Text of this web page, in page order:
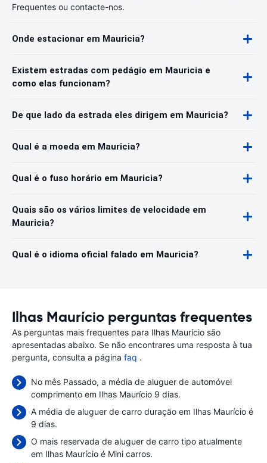
Frequentes ou contacte-nos.
Onde estacionar em Mauricia?
Existem estradas com pedágio em Mauricia e
como elas funcionam?
De que lado da estrada eles dirigem em Mauricia?
Qual é a moeda em Mauricia?
Qual é o fuso horário em Mauricia?
Quais são os vários limites de velocidade em
Mauricia?
Qual é o idioma oficial falado em Mauricia?
Ilhas Maurício perguntas frequentes
As perguntas mais frequentes para Ilhas Maurício são
apresentadas abaixo. Se não encontrares uma resposta à tua
pergunta, consulta a página faq .
No mês Passado, a média de aluguer de automóvel
comprimento em Ilhas Maurício 9 dias.
A média de aluguer de carro duração em Ilhas Maurício é
9 dias.
O mais reservada de aluguer de carro tipo atualmente
em Ilhas Maurício é Mini carros.